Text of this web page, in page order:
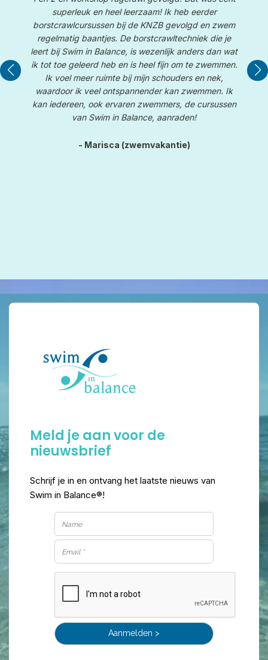
superleuk en heel leerzaam! Ik heb eerder
borstcrawlcursussen bij de KNZB gevolgd en zwem
regelmatig baantjes. De borstcrawltechniek die je
leert bij Swim in Balance, is wezenlijk anders dan wat
ik tot toe geleerd heb en is heel fijn om te zwemmen.
Ik voel meer ruimte bij mijn schouders en nek,
waardoor ik veel ontspannender kan zwemmen. Ik
kan iedereen, ook ervaren zwemmers, de cursussen
van Swim in Balance, aanraden!
- Marisca (zwemvakantie)
Meld je aan voor de
nieuwsbrief
Schrijf je in en ontvang het laatste nieuws van
Swim in Balance®!